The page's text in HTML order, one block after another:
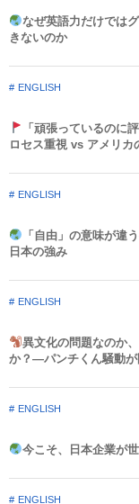
なぜ英語力だけでは
きないのか
ENGLISH
「頑張っているのに
ロセス重視 vs アメリカ
ENGLISH
「自由」の意味が違
日本の強み
ENGLISH
異文化の問題なのか
か？—パンチくん騒動が
ENGLISH
今こそ、日本企業が
ENGLISH